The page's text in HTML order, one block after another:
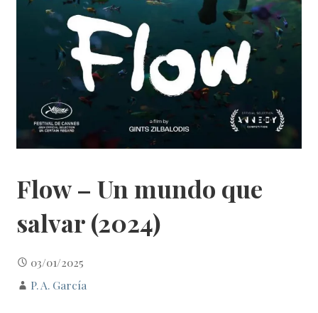
Flow – Un mundo que
salvar (2024)
03/01/2025
P. A. García